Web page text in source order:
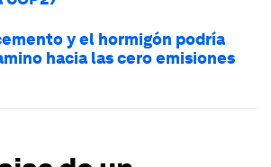
y el hormigón podría
hacia las cero emisiones